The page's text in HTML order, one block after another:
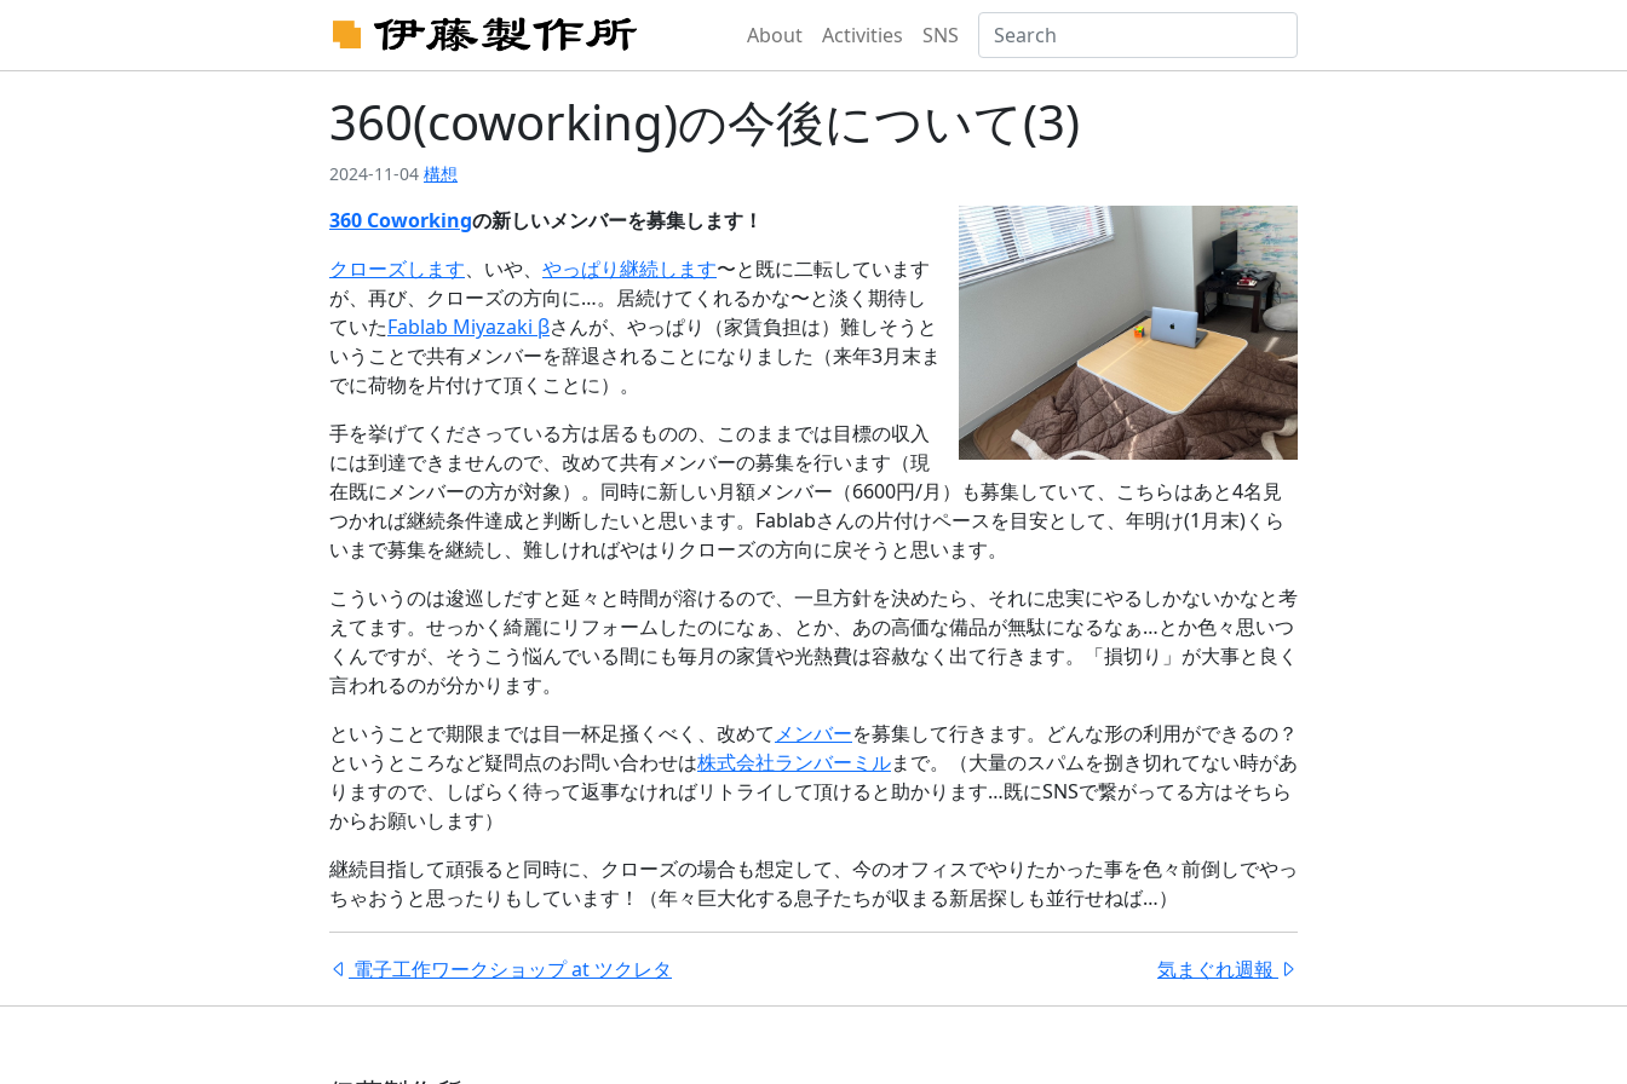
About Activities SNS
360(coworking)の今後について(3)
2024-11-04 構想
360 Coworkingの新しいメンバーを募集します！
クローズします、いや、 やっぱり継続します〜と既に二転しています
が、再び、クローズの方向に…。居続けてくれるかな〜と淡く期待し
ていたFablab Miyazaki βさんが、やっぱり（家賃負担は）難しそうと
いうことで共有メンバーを辞退されることになりました（来年3月末ま
でに荷物を片付けて頂くことに）。
手を挙げてくださっている方は居るものの、このままでは目標の収入
には到達できませんので、改めて共有メンバーの募集を行います（現
在既にメンバーの方が対象）。同時に新しい月額メンバー（6600円/月）も募集していて、こちらはあと4名見
つかれば継続条件達成と判断したいと思います。Fablabさんの片付けペースを目安として、年明け(1月末)くら
いまで募集を継続し、難しければやはりクローズの方向に戻そうと思います。
こういうのは逡巡しだすと延々と時間が溶けるので、一旦方針を決めたら、それに忠実にやるしかないかなと考
えてます。せっかく綺麗にリフォームしたのになぁ、とか、あの高価な備品が無駄になるなぁ…とか色々思いつ
くんですが、そうこう悩んでいる間にも毎月の家賃や光熱費は容赦なく出て行きます。「損切り」が大事と良く
言われるのが分かります。
ということで期限までは目一杯足掻くべく、改めてメンバーを募集して行きます。どんな形の利用ができるの？
というところなど疑問点のお問い合わせは株式会社ランバーミルまで。（大量のスパムを捌き切れてない時があ
りますので、しばらく待って返事なければリトライして頂けると助かります…既にSNSで繋がってる方はそちら
からお願いします）
継続目指して頑張ると同時に、クローズの場合も想定して、今のオフィスでやりたかった事を色々前倒しでやっ
ちゃおうと思ったりもしています！（年々巨大化する息子たちが収まる新居探しも並行せねば…）
電子工作ワークショップ at ツクレタ 気まぐれ週報